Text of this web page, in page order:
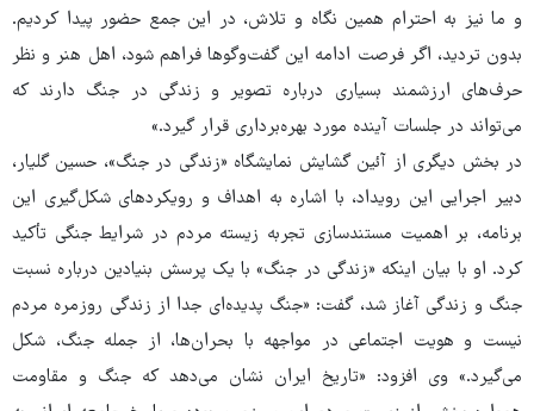
و ما نیز به احترام همین نگاه و تلاش، در این جمع حضور پیدا کردیم.
بدون تردید، اگر فرصت ادامه این گفت‌وگوها فراهم شود، اهل هنر و نظر
حرف‌های ارزشمند بسیاری درباره تصویر و زندگی در جنگ دارند که
می‌تواند در جلسات آینده مورد بهره‌برداری قرار گیرد.»
در بخش دیگری از آئین گشایش نمایشگاه «زندگی در جنگ»، حسین گلیار،
دبیر اجرایی این رویداد، با اشاره به اهداف و رویکردهای شکل‌گیری این
برنامه، بر اهمیت مستندسازی تجربه زیسته مردم در شرایط جنگی تأکید
کرد. او با بیان اینکه «زندگی در جنگ» با یک پرسش بنیادین درباره نسبت
جنگ و زندگی آغاز شد، گفت: «جنگ پدیده‌ای جدا از زندگی روزمره مردم
نیست و هویت اجتماعی در مواجهه با بحران‌ها، از جمله جنگ، شکل
می‌گیرد.» وی افزود: «تاریخ ایران نشان می‌دهد که جنگ و مقاومت